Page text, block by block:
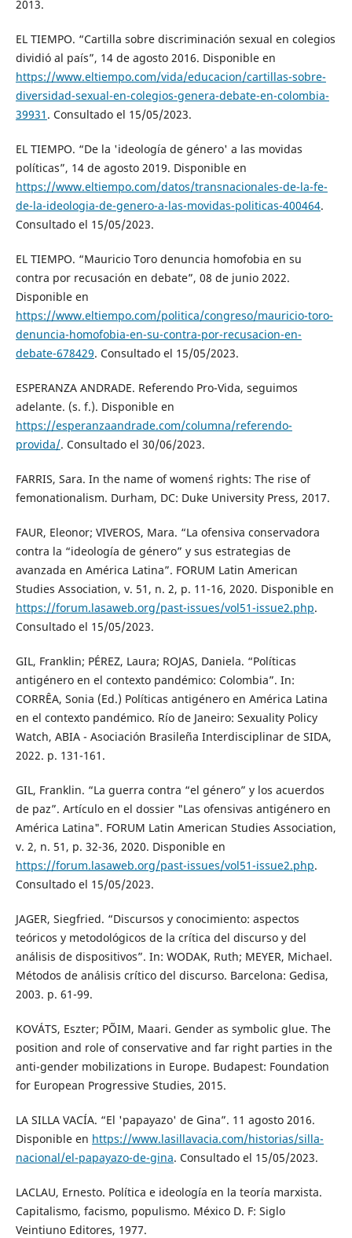
2013.
EL TIEMPO. “Cartilla sobre discriminación sexual en colegios
dividió al país”, 14 de agosto 2016. Disponible en
https://www.eltiempo.com/vida/educacion/cartillas-sobre-
diversidad-sexual-en-colegios-genera-debate-en-colombia-
39931 . Consultado el 15/05/2023.
EL TIEMPO. “De la 'ideología de género' a las movidas
políticas”, 14 de agosto 2019. Disponible en
https://www.eltiempo.com/datos/transnacionales-de-la-fe-
de-la-ideologia-de-genero-a-las-movidas-politicas-400464.
Consultado el 15/05/2023.
EL TIEMPO. “Mauricio Toro denuncia homofobia en su
contra por recusación en debate”, 08 de junio 2022.
Disponible en
https://www.eltiempo.com/politica/congreso/mauricio-toro-
denuncia-homofobia-en-su-contra-por-recusacion-en-
debate-678429. Consultado el 15/05/2023.
ESPERANZA ANDRADE. Referendo Pro-Vida, seguimos
adelante. (s. f.). Disponible en
https://esperanzaandrade.com/columna/referendo-
provida/. Consultado el 30/06/2023.
FARRIS, Sara. In the name of women´s rights: The rise of
femonationalism. Durham, DC: Duke University Press, 2017.
FAUR, Eleonor; VIVEROS, Mara. “La ofensiva conservadora
contra la “ideología de género” y sus estrategias de
avanzada en América Latina”. FORUM Latin American
Studies Association, v. 51, n. 2, p. 11-16, 2020. Disponible en
https://forum.lasaweb.org/past-issues/vol51-issue2.php.
Consultado el 15/05/2023.
GIL, Franklin; PÉREZ, Laura; ROJAS, Daniela. “Políticas
antigénero en el contexto pandémico: Colombia”. In:
CORRÊA, Sonia (Ed.) Políticas antigénero en América Latina
en el contexto pandémico. Río de Janeiro: Sexuality Policy
Watch, ABIA - Asociación Brasileña Interdisciplinar de SIDA,
2022. p. 131-161.
GIL, Franklin. “La guerra contra “el género” y los acuerdos
de paz”. Artículo en el dossier "Las ofensivas antigénero en
América Latina". FORUM Latin American Studies Association,
v. 2, n. 51, p. 32-36, 2020. Disponible en
https://forum.lasaweb.org/past-issues/vol51-issue2.php.
Consultado el 15/05/2023.
JAGER, Siegfried. “Discursos y conocimiento: aspectos
teóricos y metodológicos de la crítica del discurso y del
análisis de dispositivos”. In: WODAK, Ruth; MEYER, Michael.
Métodos de análisis crítico del discurso. Barcelona: Gedisa,
2003. p. 61-99.
KOVÁTS, Eszter; PÕIM, Maari. Gender as symbolic glue. The
position and role of conservative and far right parties in the
anti-gender mobilizations in Europe. Budapest: Foundation
for European Progressive Studies, 2015.
LA SILLA VACÍA. “El 'papayazo' de Gina”. 11 agosto 2016.
Disponible en https://www.lasillavacia.com/historias/silla-
nacional/el-papayazo-de-gina. Consultado el 15/05/2023.
LACLAU, Ernesto. Política e ideología en la teoría marxista.
Capitalismo, facismo, populismo. México D. F: Siglo
Veintiuno Editores, 1977.